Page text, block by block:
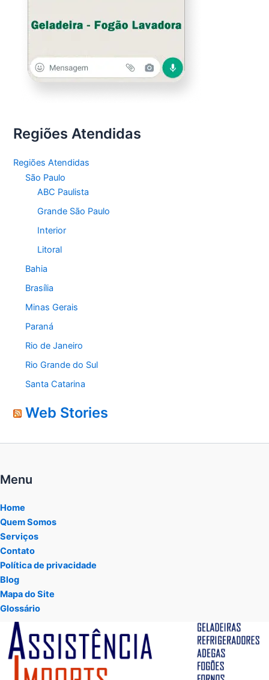
Regiões Atendidas
Regiões Atendidas
São Paulo
ABC Paulista
Grande São Paulo
Interior
Litoral
Bahia
Brasília
Minas Gerais
Paraná
Rio de Janeiro
Rio Grande do Sul
Santa Catarina
Web Stories
Menu
Home
Quem Somos
Serviços
Contato
Política de privacidade
Blog
Mapa do Site
Glossário
Tocador
vídeo